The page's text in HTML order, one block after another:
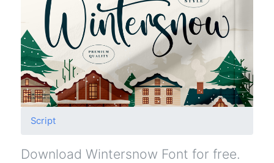
Script
Download Wintersnow Font for free.